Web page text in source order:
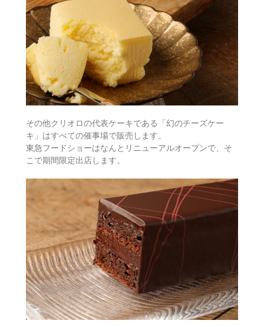
その他クリオロの代表ケーキである「幻のチーズケー
キ」はすべての催事場で販売します。
東急フードショーはなんとリニューアルオープンで、そ
こで期間限定出店します。